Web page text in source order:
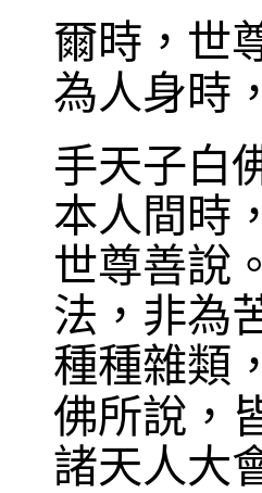
爾時，世
為人身時
手天子白
本人間時
世尊善說
法，非為
種種雜類，
佛所說，
諸天人大